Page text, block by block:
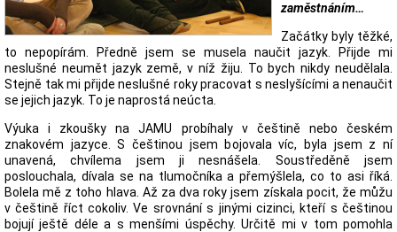
zaměstnáním…
Začátky byly těžké,
to nepopírám. Předně jsem se musela naučit jazyk. Přijde mi
neslušné neumět jazyk země, v níž žiju. To bych nikdy neudělala.
Stejně tak mi přijde neslušné roky pracovat s neslyšícími a nenaučit
se jejich jazyk. To je naprostá neúcta.
Výuka i zkoušky na JAMU probíhaly v češtině nebo českém
znakovém jazyce. S češtinou jsem bojovala víc, byla jsem z ní
unavená, chvílema jsem ji nesnášela. Soustředěně jsem
poslouchala, dívala se na tlumočníka a přemýšlela, co to asi říká.
Bolela mě z toho hlava. Až za dva roky jsem získala pocit, že můžu
v češtině říct cokoliv. Ve srovnání s jinými cizinci, kteří s češtinou
bojují ještě déle a s menšími úspěchy. Určitě mi v tom pomohla